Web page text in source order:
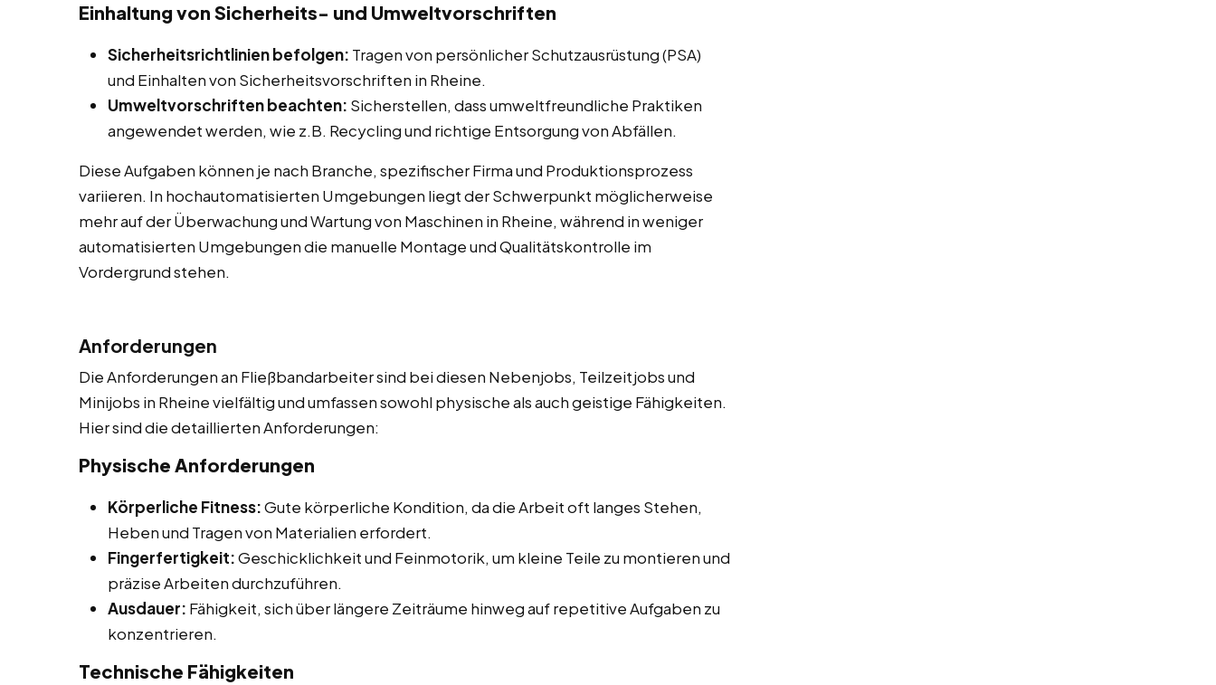
Einhaltung von Sicherheits- und Umweltvorschriften
Sicherheitsrichtlinien befolgen: Tragen von persönlicher Schutzausrüstung (PSA)
und Einhalten von Sicherheitsvorschriften in Rheine.
Umweltvorschriften beachten: Sicherstellen, dass umweltfreundliche Praktiken
angewendet werden, wie z.B. Recycling und richtige Entsorgung von Abfällen.
Diese Aufgaben können je nach Branche, spezifischer Firma und Produktionsprozess
variieren. In hochautomatisierten Umgebungen liegt der Schwerpunkt möglicherweise
mehr auf der Überwachung und Wartung von Maschinen in Rheine, während in weniger
automatisierten Umgebungen die manuelle Montage und Qualitätskontrolle im
Vordergrund stehen.
Anforderungen
Die Anforderungen an Fließbandarbeiter sind bei diesen Nebenjobs, Teilzeitjobs und
Minijobs in Rheine vielfältig und umfassen sowohl physische als auch geistige Fähigkeiten.
Hier sind die detaillierten Anforderungen:
Physische Anforderungen
Körperliche Fitness:Gute körperliche Kondition, da die Arbeit oft langes Stehen,
Heben und Tragen von Materialien erfordert.
Fingerfertigkeit:Geschicklichkeit und Feinmotorik, um kleine Teile zu montieren und
präzise Arbeiten durchzuführen.
Ausdauer: Fähigkeit, sich über längere Zeiträume hinweg auf repetitive Aufgaben zu
konzentrieren.
Technische Fähigkeiten